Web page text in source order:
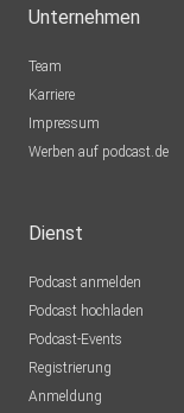
Unternehmen
Team
Karriere
Impressum
Werben auf podcast.de
Dienst
Podcast anmelden
Podcast hochladen
Podcast-Events
Registrierung
Anmeldung